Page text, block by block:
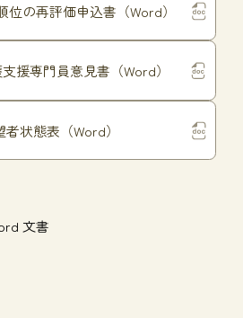
の再評価申込書（Word）
援専門員意見書（Word）
者状態表（Word）
文書